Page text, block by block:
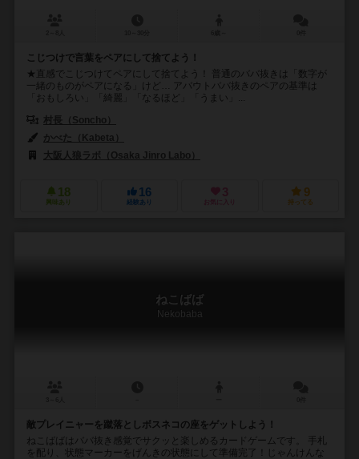
こじつけで言葉をペアにして捨てよう！
★直感でこじつけてペアにして捨てよう！ 普通のババ抜きは「数字が
一緒のものがペアになる」けど… アバウトババ抜きのペアの基準は
「おもしろい」「綺麗」「なるほど」「うまい」...
村長（Soncho）
かべた（Kabeta）
大阪人狼ラボ（Osaka Jinro Labo）
18
興味あり
16
経験あり
3
お気に入り
9
持ってる
ねこばば
Nekobaba
敵プレイニャーを蹴落としボスネコの座をゲットしよう！
ねこばばはババ抜き感覚でサクッと楽しめるカードゲームです。 手札
を配り、状態マーカーをげんきの状態にして準備完了！じゃんけんな